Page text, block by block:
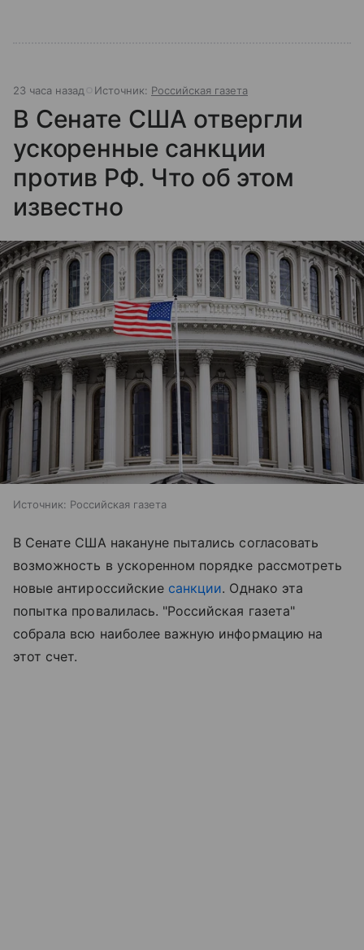
23 часа назад Источник: Российская газета
В Сенате США отвергли
ускоренные санкции
против РФ. Что об этом
известно
Источник: Российская газета
В Сенате США накануне пытались согласовать
возможность в ускоренном порядке рассмотреть
новые антироссийские санкции. Однако эта
попытка провалилась. "Российская газета"
собрала всю наиболее важную информацию на
этот счет.